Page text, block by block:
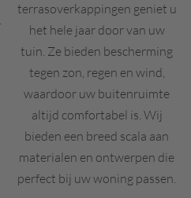
terrasoverkappingen geniet u
het hele jaar door van uw
tuin. Ze bieden bescherming
tegen zon, regen en wind,
waardoor uw buitenruimte
altijd comfortabel is. Wij
bieden een breed scala aan
materialen en ontwerpen die
perfect bij uw woning passen.